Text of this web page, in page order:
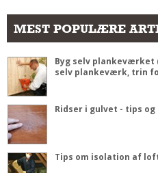
MEST POPULÆRE
Byg selv plankeværket
selv plankeværk, trin
Ridser i gulvet - tips
Tips om isolation af